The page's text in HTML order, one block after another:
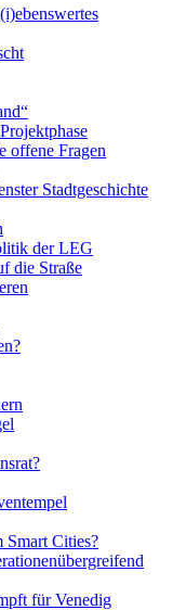
offene Fragen
Stadtgeschichte
der LEG
die Straße
Smart Cities?
für Venedig